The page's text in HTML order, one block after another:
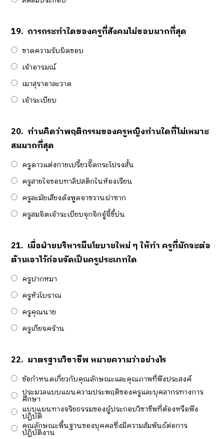
19. การกระทำใดของครูที่สังคมไม่ชอบมากที่สุด
ขาดความรับผิดชอบ
เจ้าอารมณ์
เมาสุราอาละวาด
เจ้าระเบียบ
20. ท่านคิดว่าพฤติกรรมของครูหญิงท่านใดที่ไม่เหมาะ
สมมากที่สุด
ครูดาวแต่งกายเปรี้ยวจี๊ดกระโปรงสั้น
ครูสายใจชอบทาลิปสติกในห้องเรียน
ครูละมัยเสียงดังพูดจาขวานผ่าซาก
ครูสมจิตเจ้าระเบียบจุกจิกจู้จี้ขี้บ่น
21. เมื่อฝ่ายบริหารมีนโยบายใหม่ ๆ ให้ทำ ครูที่มักจะต่อ
ต้านเอาไว้ก่อนจัดเป็นครูประเภทใด
ครูปากหมา
ครูหัวโบราณ
ครูคุณนาย
ครูเกียจคร้าน
22. มาตรฐานวิชาชีพ หมายความว่าอย่างไร
ข้อกำหนดเกี่ยวกับคุณลักษณะและคุณภาพที่พึงประสงค์
ประมวลแบบแผนความประพฤติของครูและบุคลากรทางการ
ศึกษา
แบบแผนทางจริยธรรมของผู้ประกอบวิชาชีพที่ต้องหรือพึง
ปฏิบัติ
คุณลักษณะพื้นฐานของบุคคลซึ่งมีความสัมพันธ์ต่อการ
ปฏิบัติงาน